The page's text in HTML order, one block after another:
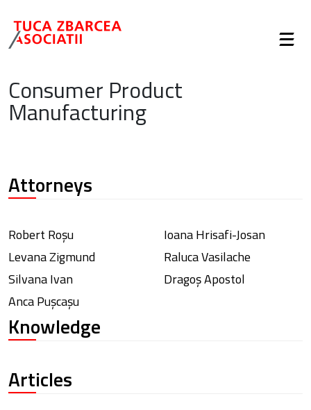
Consumer Product
Manufacturing
Attorneys
Robert Roșu
Ioana Hrisafi-Josan
Levana Zigmund
Raluca Vasilache
Silvana Ivan
Dragoș Apostol
Anca Pușcașu
Knowledge
Articles